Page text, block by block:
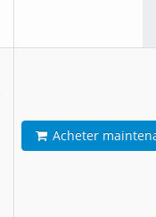
Acheter